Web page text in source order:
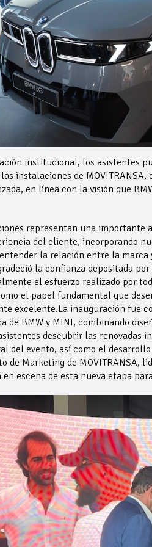
institucional, los asistentes
instalaciones de
en línea con la visión que
representan una
del cliente, incorporando
la relación entre la marca
la confianza depositada
el esfuerzo realizado por
el papel fundamental que
excelente.La inauguración fue
de BMW y MINI, combinando
descubrir las renovadas
del evento, así como el
de Marketing de MOVITRANSA,
escena de esta nueva etapa